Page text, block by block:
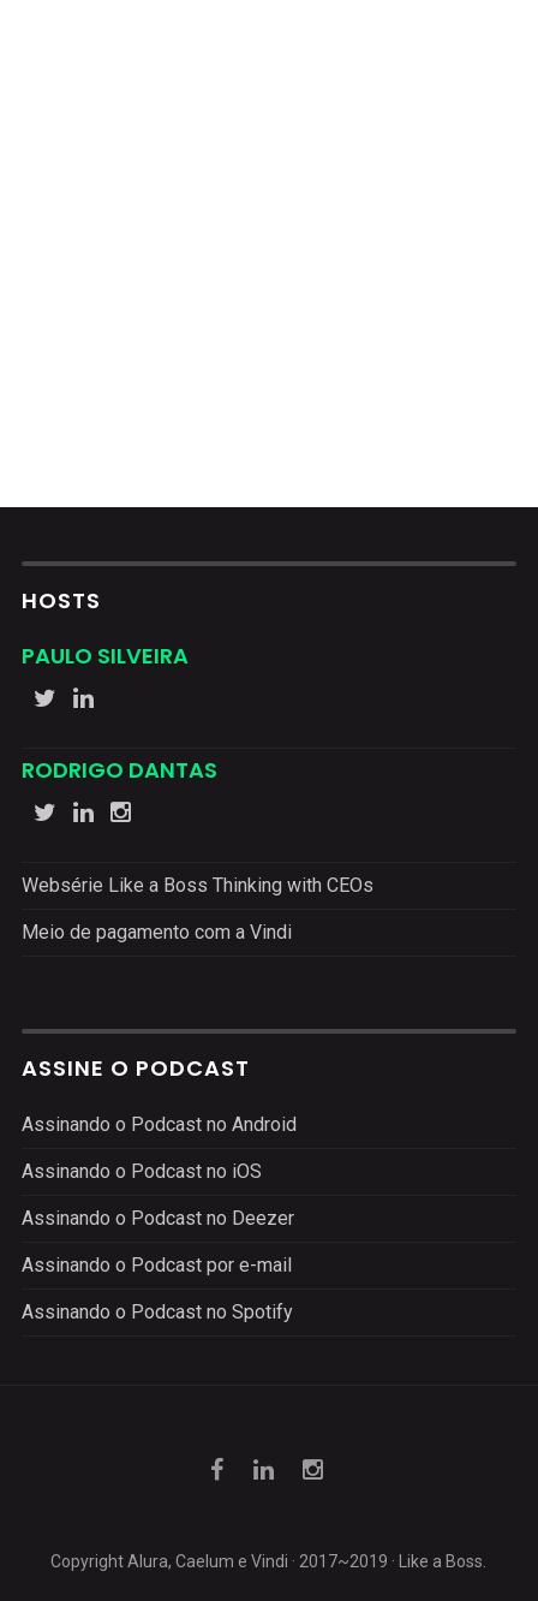
HOSTS
PAULO SILVEIRA
RODRIGO DANTAS
Websérie Like a Boss Thinking with CEOs
Meio de pagamento com a Vindi
ASSINE O PODCAST
Assinando o Podcast no Android
Assinando o Podcast no iOS
Assinando o Podcast no Deezer
Assinando o Podcast por e-mail
Assinando o Podcast no Spotify
Copyright Alura, Caelum e Vindi · 2017~2019 · Like a Boss.